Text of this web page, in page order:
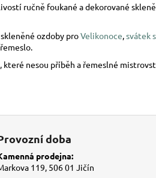
ručně foukané a dekorované
ozdoby proVelikonoce,svátek
nesou příběh a řemeslné
doba
prodejna:
119, 506 01 Jičín